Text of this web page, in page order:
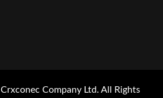
Crxconec Company Ltd. All Rights